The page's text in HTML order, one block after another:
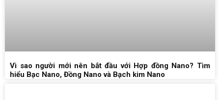
Vì sao người mới nên bắt đầu với Hợp đồng Nano? Tìm
hiểu Bạc Nano, Đồng Nano và Bạch kim Nano